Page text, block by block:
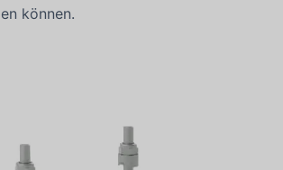
können.